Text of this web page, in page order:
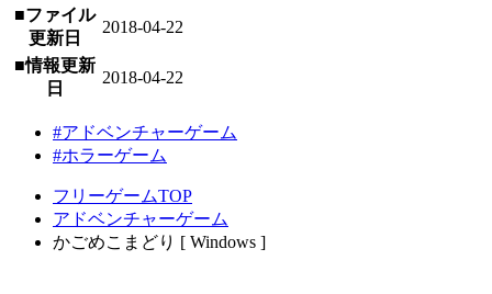
■ファイル
更新日
2018-04-22
■情報更新
日
2018-04-22
#アドベンチャーゲーム
#ホラーゲーム
フリーゲームTOP
アドベンチャーゲーム
かごめこまどり [ Windows ]